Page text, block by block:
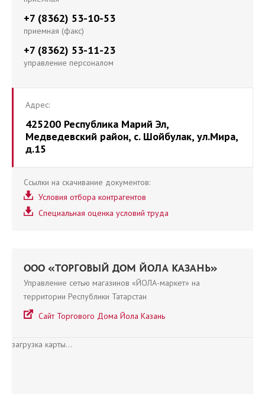
+7 (8362) 53-10-53
приемная (факс)
+7 (8362) 53-11-23
управление персоналом
Адрес:
425200 Республика Марий Эл,
Медведевский район, с. Шойбулак, ул.Мира,
д.15
Ссылки на скачивание документов:
Условия отбора контрагентов
Специальная оценка условий труда
загрузка карты...
ООО «ТОРГОВЫЙ ДОМ ЙОЛА КАЗАНЬ»
Управление сетью магазинов «ЙОЛА-маркет» на
территории Республики Татарстан
Сайт Торгового Дома Йола Казань